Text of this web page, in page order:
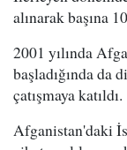
alınarak başına
2001 yılında
başladığında da
çatışmaya katıldı.
Afganistan'daki